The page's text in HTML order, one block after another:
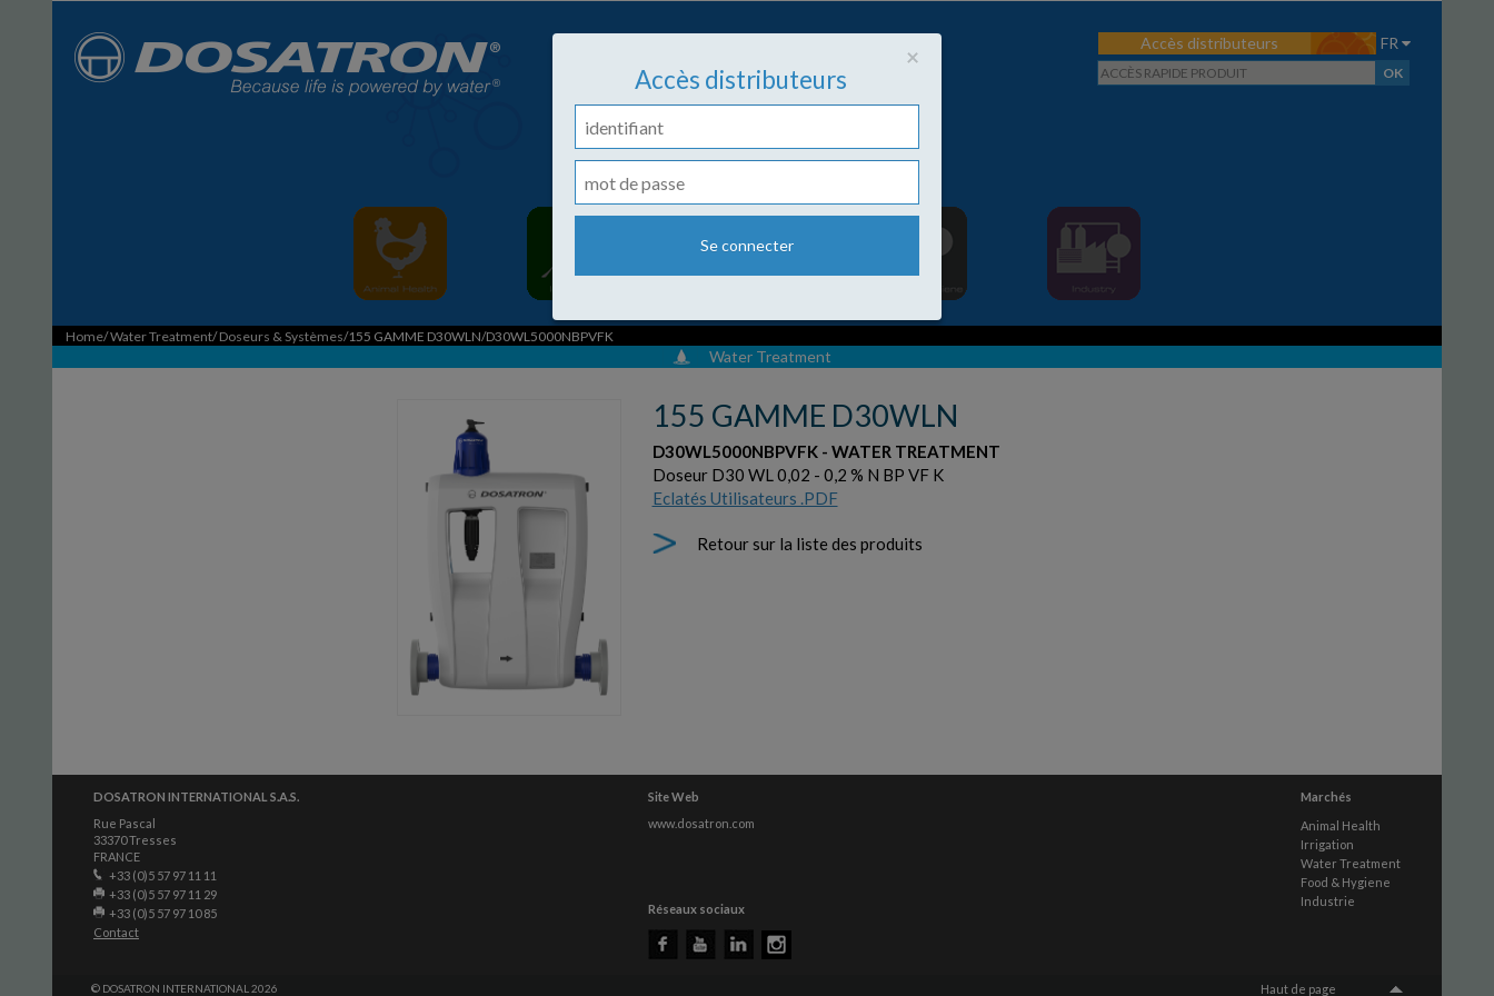
Accès distributeurs FR
Home/Water Treatment/Doseurs & Systèmes/155 GAMME D30WLN/D30WL5000NBPVFK
Water Treatment
155 GAMME D30WLN
D30WL5000NBPVFK - WATER TREATMENT
Doseur D30 WL 0,02 - 0,2 % N BP VF K
Eclatés Utilisateurs .PDF
Retour sur la liste des produits
DOSATRON INTERNATIONAL S.A.S.
Rue Pascal
33370 Tresses
FRANCE
+33 (0)5 57 97 11 11
+33 (0)5 57 97 11 29
+33 (0)5 57 97 10 85
Contact
Site Web
www.dosatron.com
Réseaux sociaux
Marchés
Animal Health
Irrigation
Water Treatment
Food & Hygiene
Industrie
© DOSATRON INTERNATIONAL 2026 Haut de page
×
Accès distributeurs